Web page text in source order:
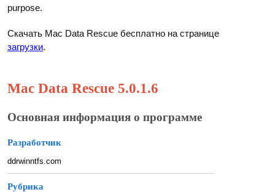
purpose.
Скачать Mac Data Rescue бесплатно на странице
загрузки.
Mac Data Rescue 5.0.1.6
Основная информация о программе
Разработчик
ddrwinntfs.com
Рубрика